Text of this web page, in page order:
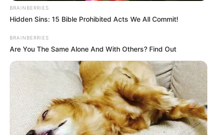
เดือนสิงหาคม
วิธี คลายเครียด เรื่องที่ทำให้เธอเครียดมากที่สุดก็คือ ความ
พ่ายแพ้ เพราะเธอไม่ชอบแพ้ใครแม้แต่เรื่องเล็กๆ น้อยๆ วิธี
ผ่อนคลายของเธอคือการได้ดูหนัง ฟังเพลง ช้อป ดื่ม กิน
เที่ยว ของใช้ทุกอย่างต้องดูดีมีระดับ แค่นั้นมันก็ทำให้เธอ
หายเครียดไปเยอะแล้ว
เดือนกันยายน
วิธี คลายเครียด การได้นอนเกลือกกลิ้งอยู่กับคนรัก มันก็
เป็นการผ่อนคลายที่มีความสุขของเธอแล้ว
BRAINBERRIES
Hidden Sins: 15 Bible Prohibited Acts We All Commit!
BRAINBERRIES
Are You The Same Alone And With Others? Find Out